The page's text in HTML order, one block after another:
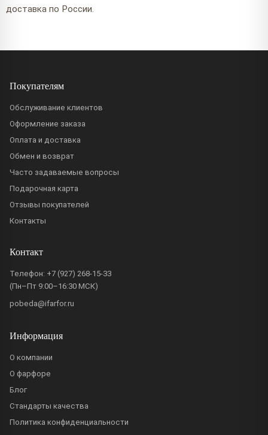
доставка по России.
Покупателям
Обслуживание клиентов
Оформление заказа
Оплата и доставка
Обмен и возврат
Часто задаваемые вопросы
Подарочная карта
Отзывы покупателей
Контакты
Контакт
Телефон: +7 (927) 268-15-33
(Пн–Пт 9:00–16:30 МСК)
pobeda@ifarfor.ru
Информация
О компании
О фарфоре
Блог
Стандарты качества
Политика конфиденциальности